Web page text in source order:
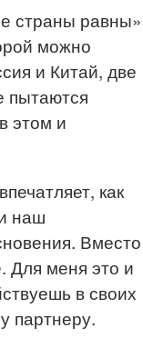
страны равны»
можно
и Китай, две
пытаются
этом и
как
наш
Вместо
Для меня это и
в своих
партнеру.